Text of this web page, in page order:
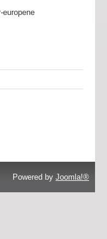
europene
Powered by Joomla!®